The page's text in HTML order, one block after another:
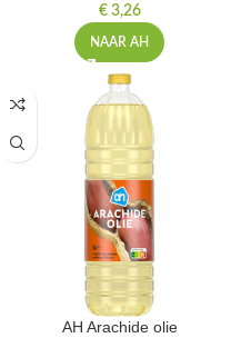
€3,26
NAAR AH
AH Arachide olie